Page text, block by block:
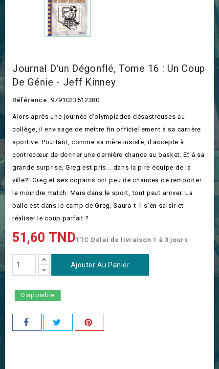
Journal D'un Dégonflé, Tome 16 : Un Coup
De Génie - Jeff Kinney
Référence: 9791023512380
Alors après une journée d’olympiades désastreuses au
collège, il envisage de mettre fin officiellement à sa carrière
sportive. Pourtant, comme sa mère insiste, il accepte à
contrecœur de donner une dernière chance au basket. Et à sa
grande surprise, Greg est pris... dans la pire équipe de la
ville?! Greg et ses copains ont peu de chances de remporter
le moindre match. Mais dans le sport, tout peut arriver. La
balle est dans le camp de Greg. Saura-t-il s’en saisir et
réaliser le coup parfait ?
51,60 TNDTTC Délai de livraison 1 à 3 jours
Ajouter Au Panier
Disponible